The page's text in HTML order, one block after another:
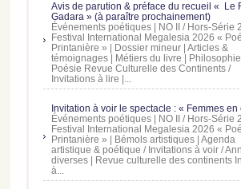
Avis de parution & préface du recueil « Le
Gadara » (à paraître prochainement)
Événements poétiques | NO II / Hors-Série
Festival International Megalesia 2026 «
Printanière » | Dossier mineur | Articles &
témoignages | Métiers du livre |
Poésie Revue Culturelle des Continents /
Invitations à lire |...
Invitation à voir le spectacle : « Femmes en
Événements poétiques | NO II / Hors-Série
Festival International Megalesia 2026 «
Printanière » | Bémols artistiques | Agenda
artistique & poétique / Invitations à voir /
diverses | Revue culturelle des continents
à...